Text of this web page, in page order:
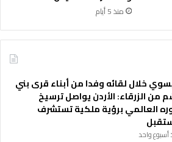
منذ 5 أيام
خلال لقائه وفدا من أبناء قرى بني
من الزرقاء: الأردن يواصل ترسيخ
العالمي برؤية ملكية تستشرف
أسبوع واحد